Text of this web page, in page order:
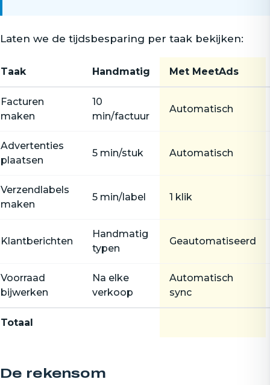
Laten we de tijdsbesparing per taak bekijken:
Taak Handmatig Met MeetAds
Facturen
maken
10
min/factuur
Automatisch
Advertenties
plaatsen
5 min/stuk Automatisch
Verzendlabels
maken
5 min/label 1 klik
Klantberichten
Handmatig
typen
Geautomatiseerd
Voorraad
bijwerken
Na elke
verkoop
Automatisch
sync
Totaal
De rekensom